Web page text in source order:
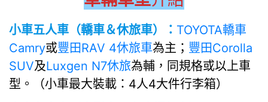
小車五人車（轎車＆休旅車）： TOYOTA轎車
Camry或豐田RAV 4休旅車為主； 豐田Corolla
SUV及Luxgen N7休旅為輔，同規格或以上車
型。（小車最大裝載：4人4大件行李箱）